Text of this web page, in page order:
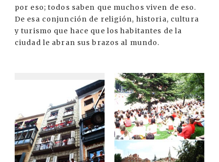
por eso; todos saben que muchos viven de eso.
De esa conjunción de religión, historia, cultura
y turismo que hace que los habitantes de la
ciudad le abran sus brazos al mundo.